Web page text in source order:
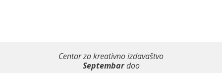
Centar za kreativno izdavaštvo
Septembardoo